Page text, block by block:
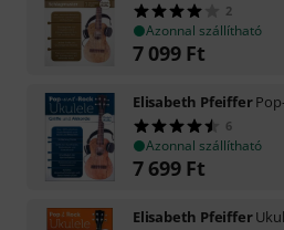
2
Azonnal szállítható
7 099 Ft
Elisabeth Pfeiffer
6
Azonnal szállítható
7 699 Ft
Elisabeth Pfeiffer